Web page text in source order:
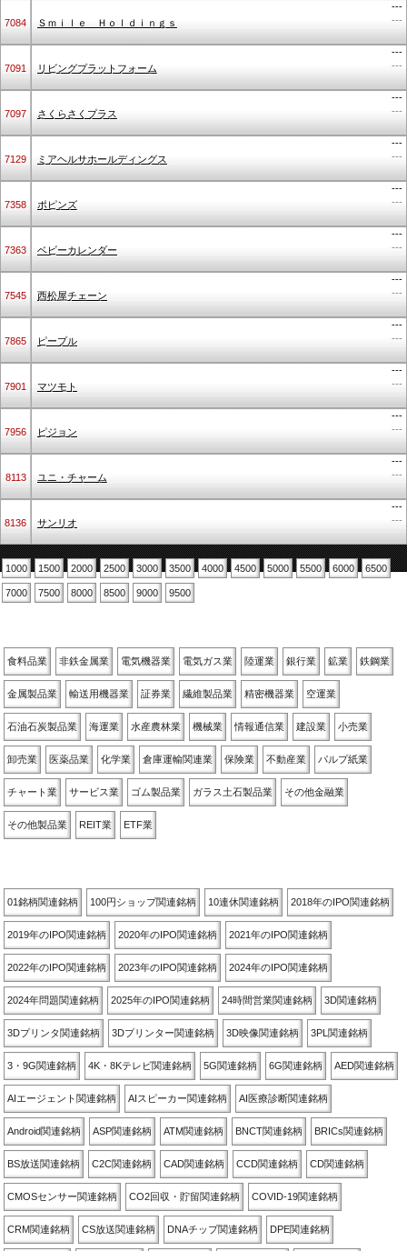
7084 Ｓｍｉｌｅ Ｈｏｌｄｉｎｇｓ
---
---
7091 リビングプラットフォーム
---
---
7097 さくらさくプラス
---
---
7129 ミアヘルサホールディングス
---
---
7358 ポピンズ
---
---
7363 ベビーカレンダー
---
---
7545 西松屋チェーン
---
---
7865 ピープル
---
---
7901 マツモト
---
---
7956 ピジョン
---
---
8113 ユニ・チャーム
---
---
8136 サンリオ
---
---
1000 1500 2000 2500 3000 3500 4000 4500 5000 5500 6000 6500
7000 7500 8000 8500 9000 9500
食料品業 非鉄金属業 電気機器業 電気ガス業 陸運業 銀行業 鉱業 鉄鋼業
金属製品業 輸送用機器業 証券業 繊維製品業 精密機器業 空運業
石油石炭製品業 海運業 水産農林業 機械業 情報通信業 建設業 小売業
卸売業 医薬品業 化学業 倉庫運輸関連業 保険業 不動産業 パルプ紙業
チャート業 サービス業 ゴム製品業 ガラス土石製品業 その他金融業
その他製品業 REIT業 ETF業
01銘柄関連銘柄 100円ショップ関連銘柄 10連休関連銘柄 2018年のIPO関連銘柄
2019年のIPO関連銘柄 2020年のIPO関連銘柄 2021年のIPO関連銘柄
2022年のIPO関連銘柄 2023年のIPO関連銘柄 2024年のIPO関連銘柄
2024年問題関連銘柄 2025年のIPO関連銘柄 24時間営業関連銘柄 3D関連銘柄
3Dプリンタ関連銘柄 3Dプリンター関連銘柄 3D映像関連銘柄 3PL関連銘柄
3・9G関連銘柄 4K・8Kテレビ関連銘柄 5G関連銘柄 6G関連銘柄 AED関連銘柄
AIエージェント関連銘柄 AIスピーカー関連銘柄 AI医療診断関連銘柄
Android関連銘柄 ASP関連銘柄 ATM関連銘柄 BNCT関連銘柄 BRICs関連銘柄
BS放送関連銘柄 C2C関連銘柄 CAD関連銘柄 CCD関連銘柄 CD関連銘柄
CMOSセンサー関連銘柄 CO2回収・貯留関連銘柄 COVID-19関連銘柄
CRM関連銘柄 CS放送関連銘柄 DNAチップ関連銘柄 DPE関連銘柄